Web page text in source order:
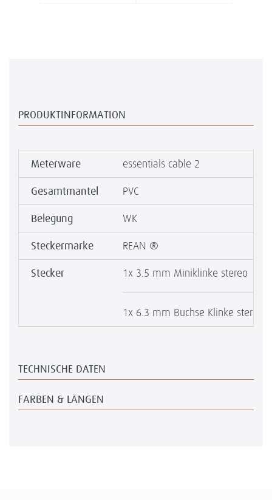
PRODUKTINFORMATION
Meterware essentials cable 2
Gesamtmantel PVC
Belegung WK
Steckermarke REAN ®
Stecker 1x 3.5 mm Miniklinke stereo
1x 6.3 mm Buchse Klinke stereo
TECHNISCHE DATEN
FARBEN & LÄNGEN